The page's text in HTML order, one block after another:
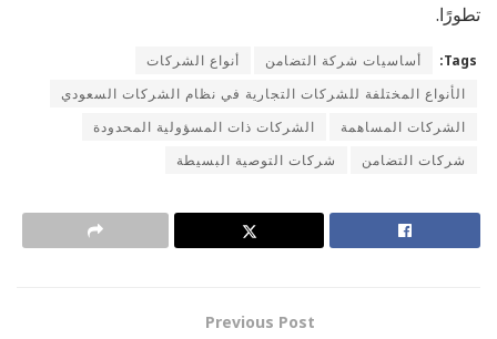
تطورًا.
Tags: أساسيات شركة التضامن
أنواع الشركات
الأنواع المختلفة للشركات التجارية في نظام الشركات السعودي
الشركات المساهمة
الشركات ذات المسؤولية المحدودة
شركات التضامن
شركات التوصية البسيطة
Previous Post